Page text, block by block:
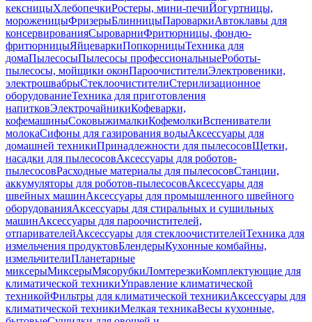
кексницыХлебопечкиРостеры, мини-печиЙогуртницы,
мороженицыФризерыБлинницыПароваркиАвтоклавы для
консервированияСыроварниФритюрницы, фондю-
фритюрницыЯйцеваркиПопкорницыТехника для
домаПылесосыПылесосы профессиональныеРоботы-
пылесосы, мойщики оконПароочистителиЭлектровеники,
электрошвабрыСтеклоочистителиСтерилизационное
оборудованиеТехника для приготовления
напитковЭлектрочайникиКофеварки,
кофемашиныСоковыжималкиКофемолкиВспениватели
молокаСифоны для газирования водыАксессуары для
домашней техникиПринадлежности для пылесосовЩетки,
насадки для пылесосовАксессуары для роботов-
пылесосовРасходные материалы для пылесосовСтанции,
аккумуляторы для роботов-пылесосовАксессуары для
швейных машинАксессуары для промышленного швейного
оборудованияАксессуары для стиральных и сушильных
машинАксессуары для пароочистителей,
отпаривателейАксессуары для стеклоочистителейТехника для
измельчения продуктовБлендерыКухонные комбайны,
измельчителиПланетарные
миксерыМиксерыМясорубкиЛомтерезкиКомплектующие для
климатической техникиУправление климатической
техникойФильтры для климатической техникиАксессуары для
климатической техникиМелкая техникаВесы кухонные,